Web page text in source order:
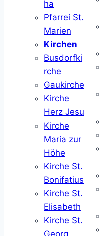
ha
Pfarrei St.
Marien
Kirchen
Busdorfki
rche
Gaukirche
Kirche
Herz Jesu
Kirche
Maria zur
Höhe
Kirche St.
Bonifatius
Kirche St.
Elisabeth
Kirche St.
Georg